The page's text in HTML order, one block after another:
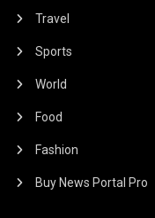
Travel
Sports
World
Food
Fashion
Buy News Portal Pro